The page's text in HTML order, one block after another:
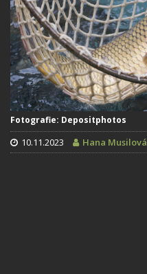
Fotografie: Depositphotos
10.11.2023 Hana Musilová